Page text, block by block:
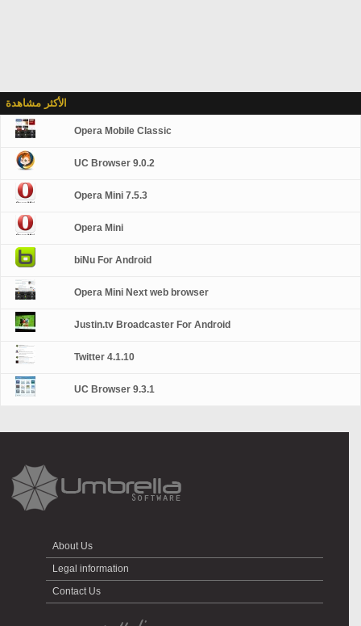
الأكثر مشاهدة
Opera Mobile Classic
UC Browser 9.0.2
Opera Mini 7.5.3
Opera Mini
biNu For Android
Opera Mini Next web browser
Justin.tv Broadcaster For Android
Twitter 4.1.10
UC Browser 9.3.1
About Us
Legal information
Contact Us